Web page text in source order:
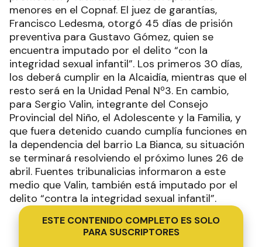
menores en el Copnaf. El juez de garantías,
Francisco Ledesma, otorgó 45 días de prisión
preventiva para Gustavo Gómez, quien se
encuentra imputado por el delito “con la
integridad sexual infantil”. Los primeros 30 días,
los deberá cumplir en la Alcaidía, mientras que el
resto será en la Unidad Penal Nº3. En cambio,
para Sergio Valin, integrante del Consejo
Provincial del Niño, el Adolescente y la Familia, y
que fuera detenido cuando cumplía funciones en
la dependencia del barrio La Bianca, su situación
se terminará resolviendo el próximo lunes 26 de
abril. Fuentes tribunalicias informaron a este
medio que Valin, también está imputado por el
delito “contra la integridad sexual infantil”.
ESTE CONTENIDO COMPLETO ES SOLO
PARA SUSCRIPTORES